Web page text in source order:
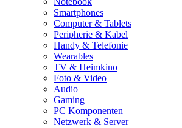
Smartphones
Computer & Tablets
Peripherie & Kabel
Handy & Telefonie
Wearables
TV & Heimkino
Foto & Video
Audio
Gaming
PC Komponenten
Netzwerk & Server